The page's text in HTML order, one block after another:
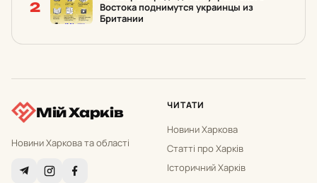
2
Востока поднимутся украинцы из
Британии
Мій Харків
Новини Харкова та області
ЧИТАТИ
Новини Харкова
Статті про Харків
Історичний Харків